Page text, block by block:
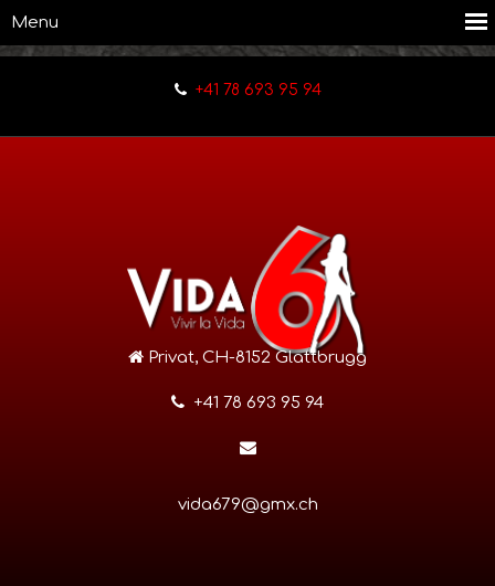
+41 78 693 95 94
Privat, CH-8152 Glattbrugg
+41 78 693 95 94
vida679@gmx.ch